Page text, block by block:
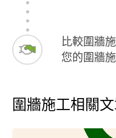
比較圍牆
您的圍牆
圍牆施工相關